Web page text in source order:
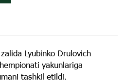
Lyubinko Drulovich
yakunlariga
tashkil etildi.